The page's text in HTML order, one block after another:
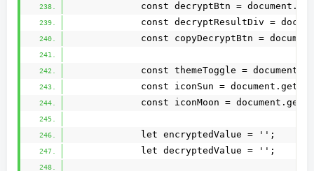
const decryptBtn =
const decryptResultDiv =
const copyDecryptBtn =
const themeToggle =
const iconSun =
const iconMoon =
            let encryptedValue = '';
            let decryptedValue = '';